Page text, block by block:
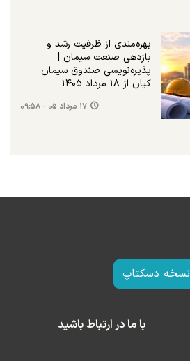
بهره‌مندی از ظرفیت رشد و
بازدهی صنعت سیمان |
پذیره‌نویسی صندوق سیمان
کیان از ۱۸ مرداد ۱۴۰۵
۱۷ مرداد ۰۵ - ۰۹:۵۸
نسخه دسکتاپ
با ما در ارتباط باشید